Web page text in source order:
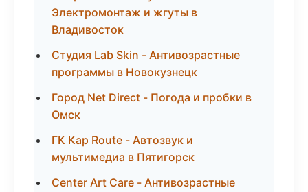
Электромонтаж и жгуты в
Владивосток
Студия Lab Skin - Антивозрастные
программы в Новокузнецк
Город Net Direct - Погода и пробки в
Омск
ГК Кар Route - Автозвук и
мультимедиа в Пятигорск
Center Art Care - Антивозрастные